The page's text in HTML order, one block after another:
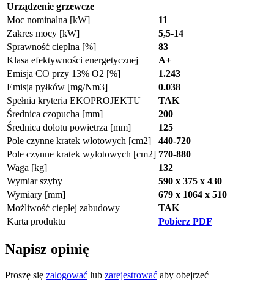
Urządzenie grzewcze
Moc nominalna [kW]
11
Zakres mocy [kW]
5,5-14
Sprawność cieplna [%]
83
Klasa efektywności energetycznej
A+
Emisja CO przy 13% O2 [%]
1.243
Emisja pyłków [mg/Nm3]
0.038
Spełnia kryteria EKOPROJEKTU
TAK
Średnica czopucha [mm]
200
Średnica dolotu powietrza [mm]
125
Pole czynne kratek wlotowych [cm2]
440-720
Pole czynne kratek wylotowych [cm2] 770-880
Waga [kg]
132
Wymiar szyby
590 x 375 x 430
Wymiary [mm]
679 x 1064 x 510
Możliwość ciepłej zabudowy
TAK
Karta produktu
Pobierz PDF
Napisz opinię
Proszę się zalogować lub zarejestrować aby obejrzeć